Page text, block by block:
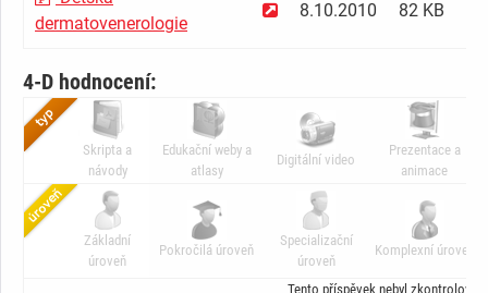
dermatovenerologie
8.10.2010 82 KB
4-D hodnocení:
Skripta a
návody
Edukační weby a
atlasy
Digitální video
Prezentace a
animace
Základní
úroveň
Pokročilá úroveň
Specializační
úroveň
Komplexní úroveň
Tento příspěvek nebyl